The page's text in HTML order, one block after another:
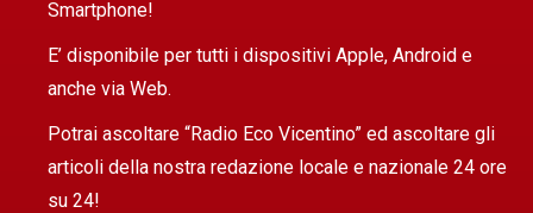
Smartphone!
E’ disponibile per tutti i dispositivi Apple, Android e
anche via Web.
Potrai ascoltare “Radio Eco Vicentino” ed ascoltare gli
articoli della nostra redazione locale e nazionale 24 ore
su 24!